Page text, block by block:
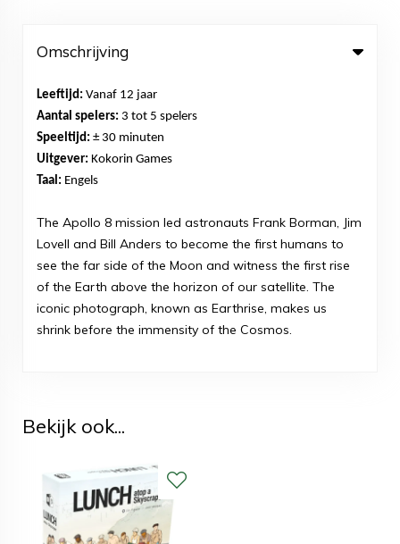
Omschrijving
Leeftijd: Vanaf 12 jaar
Aantal spelers: 3 tot 5 spelers
Speeltijd: ± 30 minuten
Uitgever: Kokorin Games
Taal: Engels
The Apollo 8 mission led astronauts Frank Borman, Jim
Lovell and Bill Anders to become the first humans to
see the far side of the Moon and witness the first rise
of the Earth above the horizon of our satellite. The
iconic photograph, known as Earthrise, makes us
shrink before the immensity of the Cosmos.
Bekijk ook...